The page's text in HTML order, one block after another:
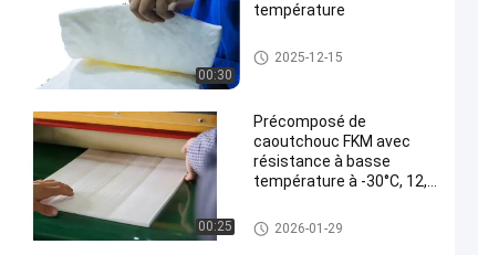
00:30
température
Basse température de FKM
2025-12-15
00:25
Précomposé de
caoutchouc FKM avec
résistance à basse
température à -30°C, 12,0
excellente résistance à
l'huile pour les systèmes
FKM Precompound en caoutch
ouc
2026-01-29